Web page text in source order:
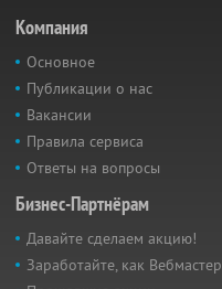
Компания
Основное
Публикации о нас
Вакансии
Правила сервиса
Ответы на вопросы
Бизнес-Партнёрам
Давайте сделаем акцию!
Заработайте, как Вебмастер